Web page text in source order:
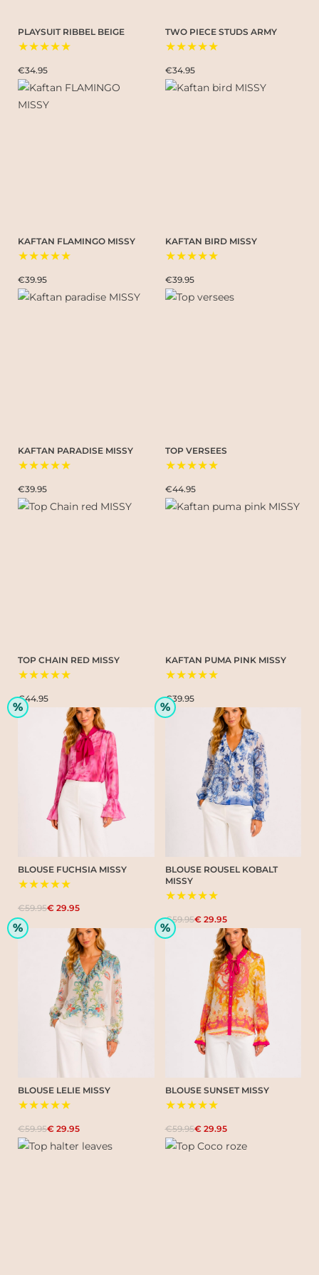
PLAYSUIT RIBBEL BEIGE
★★★★★
€34.95
TWO PIECE STUDS ARMY
★★★★★
€34.95
KAFTAN FLAMINGO MISSY
★★★★★
€39.95
KAFTAN BIRD MISSY
★★★★★
€39.95
KAFTAN PARADISE MISSY
★★★★★
€39.95
TOP VERSEES
★★★★★
€44.95
TOP CHAIN RED MISSY
★★★★★
€44.95
KAFTAN PUMA PINK MISSY
★★★★★
€39.95
%
BLOUSE FUCHSIA MISSY
★★★★★
€59.95€ 29.95
%
BLOUSE ROUSEL KOBALT
MISSY
★★★★★
€59.95€ 29.95
%
BLOUSE LELIE MISSY
★★★★★
€59.95€ 29.95
%
BLOUSE SUNSET MISSY
★★★★★
€59.95€ 29.95